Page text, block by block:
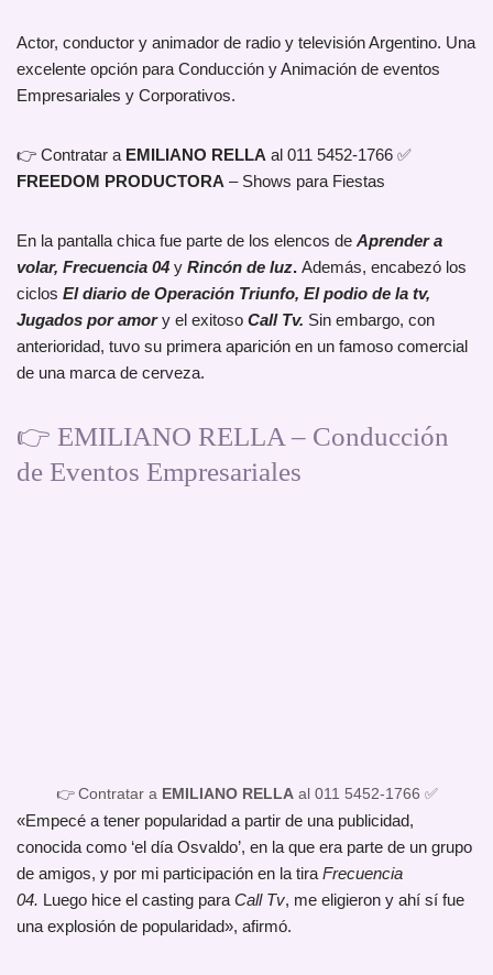
Actor, conductor y animador de radio y televisión Argentino. Una
excelente opción para Conducción y Animación de eventos
Empresariales y Corporativos.
👉 Contratar a EMILIANO RELLA al 011 5452-1766 ✅
FREEDOM PRODUCTORA – Shows para Fiestas
En la pantalla chica fue parte de los elencos de Aprender a
volar, Frecuencia 04 y Rincón de luz. Además, encabezó los
ciclos El diario de Operación Triunfo, El podio de la tv,
Jugados por amory el exitoso Call Tv. Sin embargo, con
anterioridad, tuvo su primera aparición en un famoso comercial
de una marca de cerveza.
👉 EMILIANO RELLA – Conducción
de Eventos Empresariales
👉 Contratar a EMILIANO RELLAal 011 5452-1766 ✅
«Empecé a tener popularidad a partir de una publicidad,
conocida como ‘el día Osvaldo’, en la que era parte de un grupo
de amigos, y por mi participación en la tira Frecuencia
04. Luego hice el casting para Call Tv, me eligieron y ahí sí fue
una explosión de popularidad», afirmó.